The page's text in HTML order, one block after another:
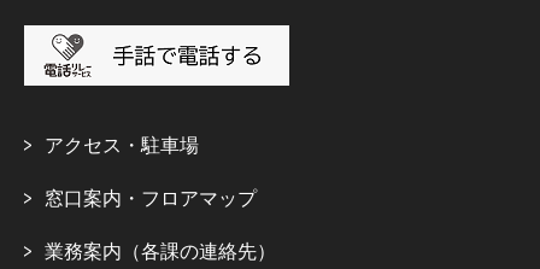
アクセス・駐車場
窓口案内・フロアマップ
業務案内（各課の連絡先）